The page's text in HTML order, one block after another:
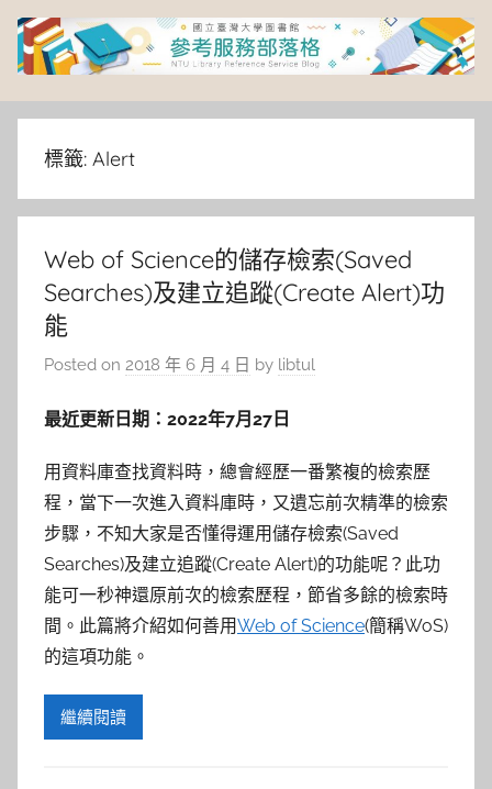
Skip
content
臺
灣
大
學
圖
書
館
參
考
服
務
標籤: Alert
Web of Science的儲存檢索(Saved
Searches)及建立追蹤(Create Alert)功
能
Posted on 2018 年 6 月 4 日 by libtul
最近更新日期：2022年7月27日
用資料庫查找資料時，總會經歷一番繁複的檢索歷
程，當下一次進入資料庫時，又遺忘前次精準的檢索
步驟，不知大家是否懂得運用儲存檢索(Saved
Searches)及建立追蹤(Create Alert)的功能呢？此功
能可一秒神還原前次的檢索歷程，節省多餘的檢索時
間。此篇將介紹如何善用Web of Science(簡稱WoS)
的這項功能。
繼續閱讀